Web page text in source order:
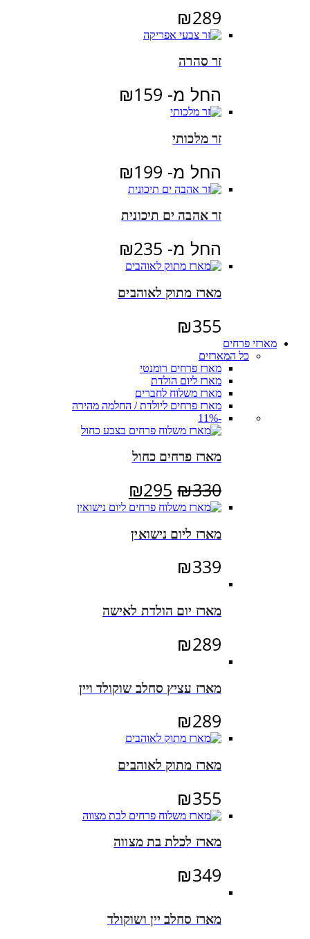
₪289
זר סהרה
החל מ- ₪159
זר מלכותי
החל מ- ₪199
זר אהבה ים תיכונית
החל מ- ₪235
מארז מתוק לאוהבים
₪355
מארזי פרחים
כל המארזים
מארז פרחים רומנטי
מארז ליום הולדת
מארז משלוח לחברים
מארז פרחים ליולדת / החלמה מהירה
-11%
מארז פרחים כחול
₪330
המחיר
המקורי
היה:
₪295
הנוכחי
מארז ליום נישואין
₪339
מארז יום הולדת לאישה
₪289
מארז עציץ סחלב שוקולד ויין
₪289
מארז מתוק לאוהבים
₪355
מארז לכלת בת מצווה
₪349
מארז סחלב יין ושוקולד